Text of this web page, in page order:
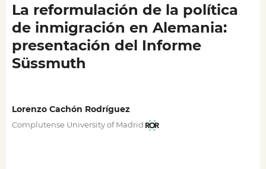
La reformulación de la política
de inmigración en Alemania:
presentación del Informe
Süssmuth
Lorenzo Cachón Rodríguez
Complutense University of Madrid